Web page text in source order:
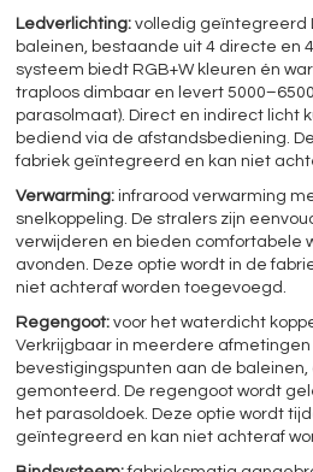
Ledverlichting: volledig geïntegreerd
baleinen, bestaande uit 4 directe en
systeem biedt RGB+W kleuren én
traploos dimbaar en levert
parasolmaat). Direct en indirect licht
bediend via de afstandsbediening.
fabriek geïntegreerd en kan niet
Verwarming: infrarood verwarming
snelkoppeling. De stralers zijn
verwijderen en bieden comfortabele
avonden. Deze optie wordt in de
niet achteraf worden toegevoegd.
Regengoot: voor het waterdicht
Verkrijgbaar in meerdere afmetingen
bevestigingspunten aan de baleinen,
gemonteerd. De regengoot wordt
het parasoldoek. Deze optie wordt
geïntegreerd en kan niet achteraf